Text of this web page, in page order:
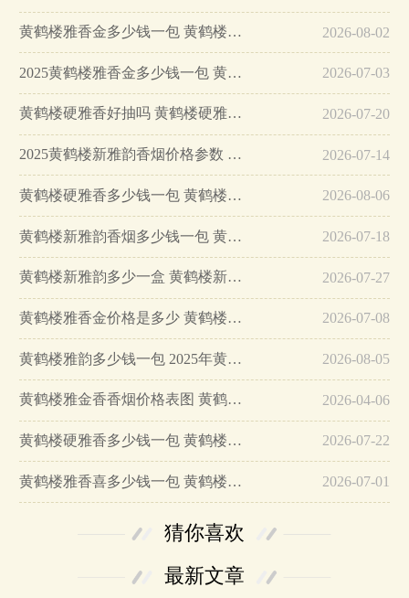
黄鹤楼雅香金多少钱一包 黄鹤楼雅香金多少一条… 2026-08-02
2025黄鹤楼雅香金多少钱一包 黄鹤楼雅香金口感怎么样… 2026-07-03
黄鹤楼硬雅香好抽吗 黄鹤楼硬雅香多少钱一包… 2026-07-20
2025黄鹤楼新雅韵香烟价格参数 黄鹤楼新雅韵香烟怎么样… 2026-07-14
黄鹤楼硬雅香多少钱一包 黄鹤楼硬雅香停产了吗… 2026-08-06
黄鹤楼新雅韵香烟多少钱一包 黄鹤楼新雅韵香烟价格参数… 2026-07-18
黄鹤楼新雅韵多少一盒 黄鹤楼新雅韵硬盒价格一览2025… 2026-07-27
黄鹤楼雅香金价格是多少 黄鹤楼雅香金口感介绍… 2026-07-08
黄鹤楼雅韵多少钱一包 2025年黄鹤楼雅韵最新价格介绍… 2026-08-05
黄鹤楼雅金香香烟价格表图 黄鹤楼雅金香真伪鉴别… 2026-04-06
黄鹤楼硬雅香多少钱一包 黄鹤楼硬雅香价格图片… 2026-07-22
黄鹤楼雅香喜多少钱一包 黄鹤楼雅香喜价格图片… 2026-07-01
猜你喜欢
最新文章